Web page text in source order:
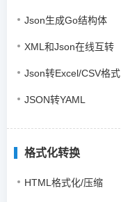
Json生成Go结构体
XML和Json在线互转
Json转Excel/CSV格式
JSON转YAML
格式化转换
HTML格式化/压缩